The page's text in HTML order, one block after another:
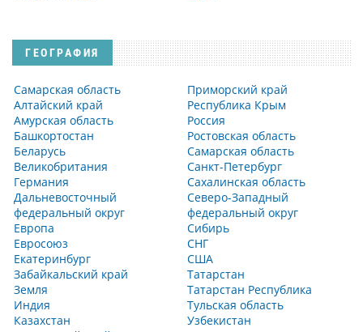
ГЕОГРАФИЯ
Самарская область
Алтайский край
Амурская область
Башкортостан
Беларусь
Великобритания
Германия
Дальневосточный
федеральный округ
Европа
Евросоюз
Екатеринбург
Забайкальский край
Земля
Индия
Казахстан
Приморский край
Республика Крым
Россия
Ростовская область
Самарская область
Санкт-Петербург
Сахалинская область
Северо-Западный
федеральный округ
Сибирь
СНГ
США
Татарстан
Татарстан Республика
Тульская область
Узбекистан